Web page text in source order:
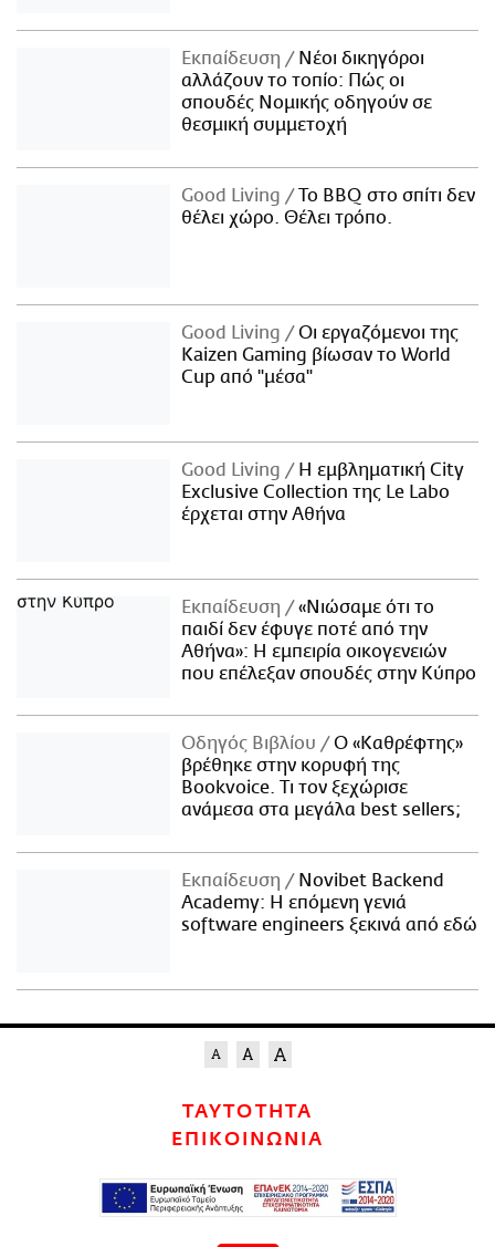
Εκπαίδευση
Νέοι δικηγόροι
αλλάζουν το τοπίο: Πώς οι
σπουδές Νομικής οδηγούν σε
θεσμική συμμετοχή
Good Living
Το BBQ στο σπίτι δεν
θέλει χώρο. Θέλει τρόπο.
Good Living
Οι εργαζόμενοι της
Kaizen Gaming βίωσαν το World
Cup από "μέσα"
Good Living
Η εμβληματική City
Exclusive Collection της Le Labo
έρχεται στην Αθήνα
Εκπαίδευση
«Νιώσαμε ότι το
παιδί δεν έφυγε ποτέ από την
Αθήνα»: Η εμπειρία οικογενειών
που επέλεξαν σπουδές στην Κύπρο
Οδηγός Βιβλίου
Ο «Καθρέφτης»
βρέθηκε στην κορυφή της
Bookvoice. Τι τον ξεχώρισε
ανάμεσα στα μεγάλα best sellers;
Εκπαίδευση
Novibet Backend
Academy: Η επόμενη γενιά
software engineers ξεκινά από εδώ
ΤΑΥΤΟΤΗΤΑ
ΕΠΙΚΟΙΝΩΝΙΑ